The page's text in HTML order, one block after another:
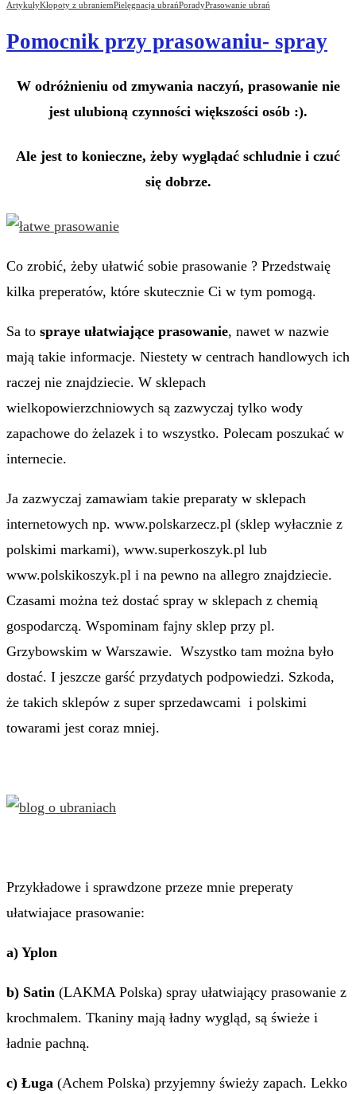
ArtykułyKłopoty z ubraniemPielęgnacja ubrańPoradyPrasowanie ubrań
Pomocnik przy prasowaniu- spray
W odróżnieniu od zmywania naczyń, prasowanie nie
jest ulubioną czynności większości osób :).
Ale jest to konieczne, żeby wyglądać schludnie i czuć
się dobrze.
Co zrobić, żeby ułatwić sobie prasowanie ? Przedstwaię
kilka preperatów, które skutecznie Ci w tym pomogą.
Sa to spraye ułatwiające prasowanie, nawet w nazwie
mają takie informacje. Niestety w centrach handlowych ich
raczej nie znajdziecie. W sklepach
wielkopowierzchniowych są zazwyczaj tylko wody
zapachowe do żelazek i to wszystko. Polecam poszukać w
internecie.
Ja zazwyczaj zamawiam takie preparaty w sklepach
internetowych np. www.polskarzecz.pl (sklep wyłacznie z
polskimi markami), www.superkoszyk.pl lub
www.polskikoszyk.pl i na pewno na allegro znajdziecie.
Czasami można też dostać spray w sklepach z chemią
gospodarczą. Wspominam fajny sklep przy pl.
Grzybowskim w Warszawie. Wszystko tam można było
dostać. I jeszcze garść przydatych podpowiedzi. Szkoda,
że takich sklepów z super sprzedawcami i polskimi
towarami jest coraz mniej.
Przykładowe i sprawdzone przeze mnie preperaty
ułatwiajace prasowanie:
a) Yplon
b) Satin (LAKMA Polska) spray ułatwiający prasowanie z
krochmalem. Tkaniny mają ładny wygląd, są świeże i
ładnie pachną.
c) Ługa (Achem Polska) przyjemny świeży zapach. Lekko